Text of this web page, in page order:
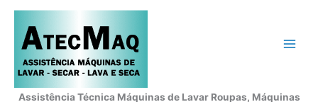
Assistência Técnica Máquinas de Lavar Roupas, Máquinas